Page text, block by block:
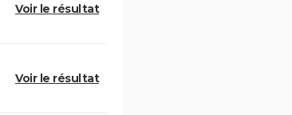
Voir le résultat
Voir le résultat